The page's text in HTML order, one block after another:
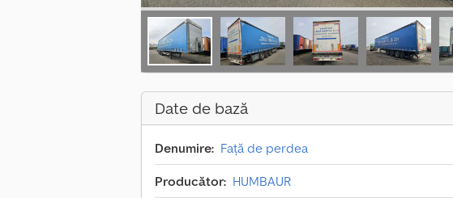
Date de bază
Denumire: Față de perdea
Producător: HUMBAUR